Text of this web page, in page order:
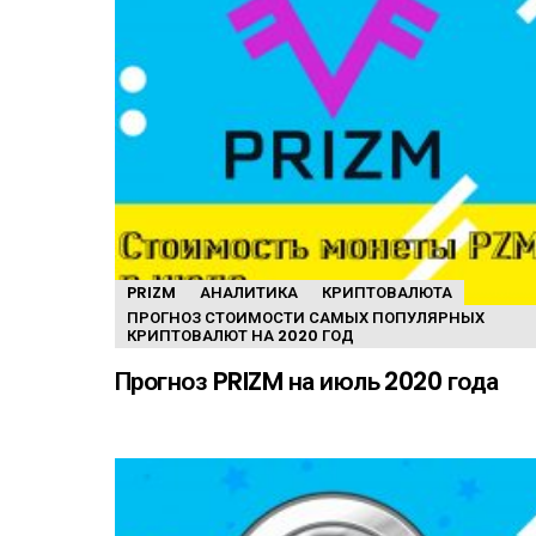
PRIZM АНАЛИТИКА
КРИПТОВАЛЮТА
ПРОГНОЗ СТОИМОСТИ САМЫХ ПОПУЛЯРНЫХ
КРИПТОВАЛЮТ НА 2020 ГОД
Прогноз PRIZM на июль 2020 года